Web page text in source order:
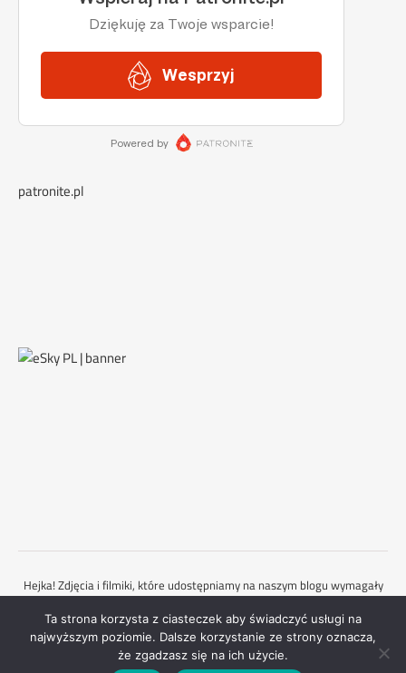
patronite.pl
Hejka! Zdjęcia i filmiki, które udostępniamy na naszym blogu wymagały
autorskimi. Dlatego każdorazowo powinieneś zapytać nas o zgodę,
gdybyś chciał je wykorzystać. Mamy nadzieję, że to rozumiesz :)
Ta strona korzysta z ciasteczek aby świadczyć usługi na
najwyższym poziomie. Dalsze korzystanie ze strony oznacza,
że zgadzasz się na ich użycie.